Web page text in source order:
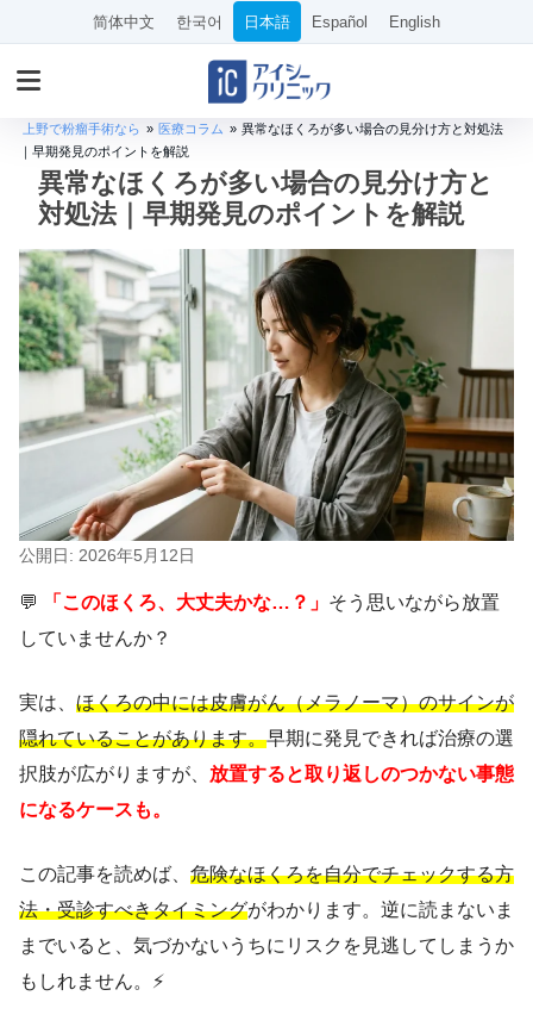
简体中文 한국어 日本語 Español English
上野で粉瘤手術なら » 医療コラム » 異常なほくろが多い場合の見分け方と対処法
｜早期発見のポイントを解説
異常なほくろが多い場合の見分け方と
対処法｜早期発見のポイントを解説
公開日: 2026年5月12日
💬 「このほくろ、大丈夫かな…？」 そう思いながら放置
していませんか？
実は、 ほくろの中には皮膚がん（メラノーマ）のサインが
隠れていることがあります。早期に発見できれば治療の選
択肢が広がりますが、 放置すると取り返しのつかない事態
になるケースも。
この記事を読めば、 危険なほくろを自分でチェックする方
法・受診すべきタイミングがわかります。逆に読まないま
までいると、気づかないうちにリスクを見逃してしまうか
もしれません。⚡